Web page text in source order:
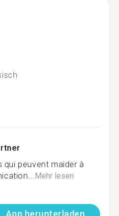
qui peuvent maider à
Mehr lesen
App herunterladen